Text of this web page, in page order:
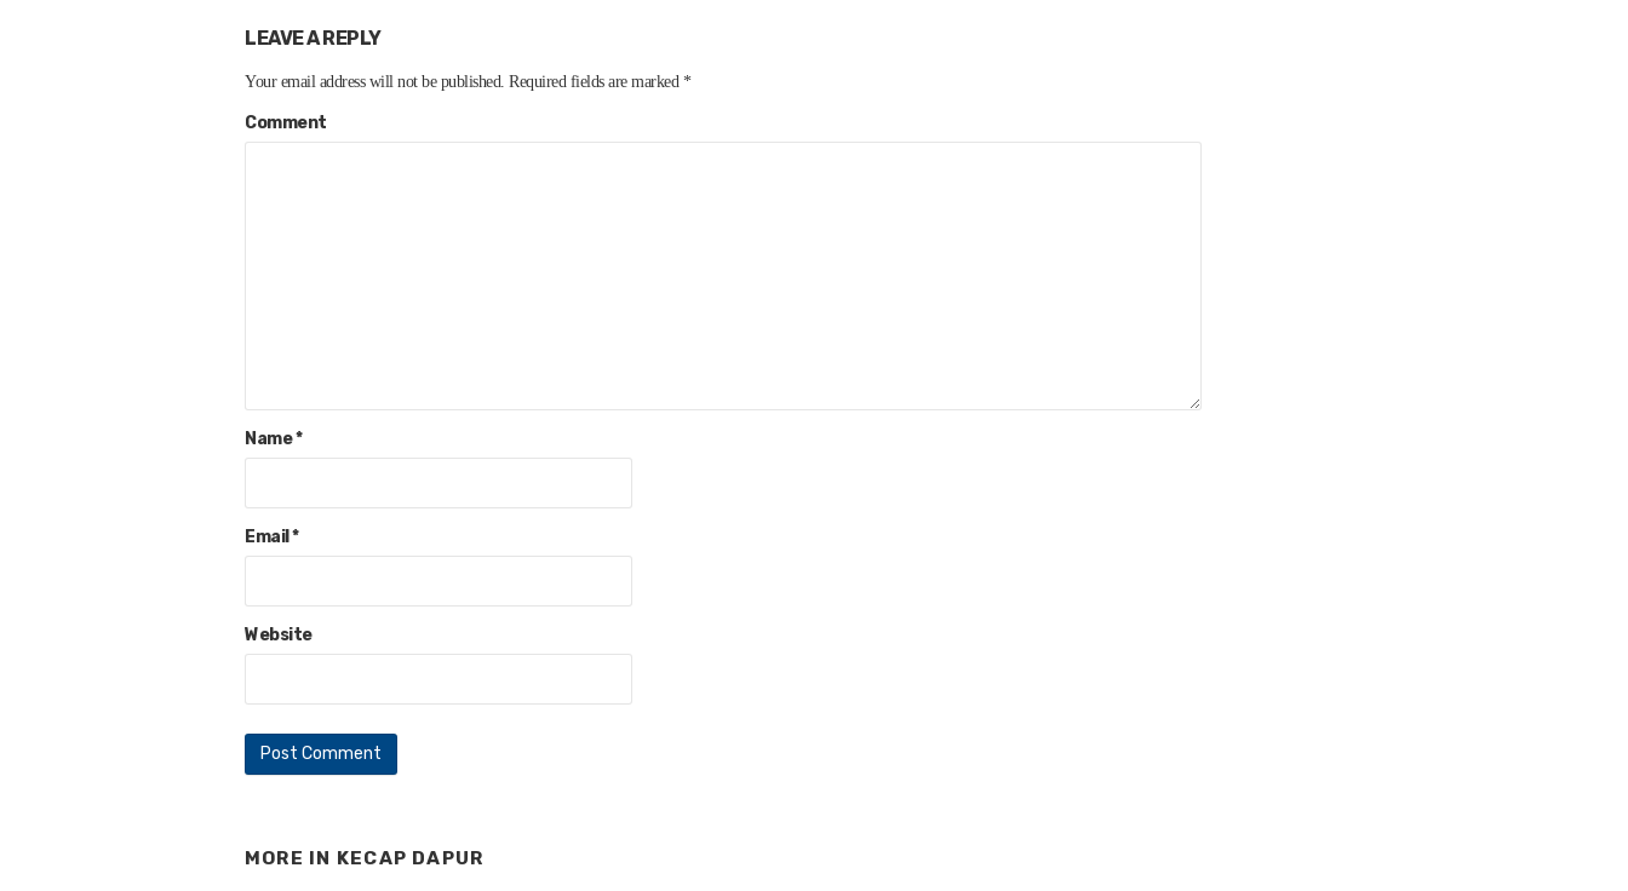
LEAVE A REPLY
Your email address will not be published. Required fields are marked *
Comment
Name*
Email *
Website
MORE IN KECAP DAPUR